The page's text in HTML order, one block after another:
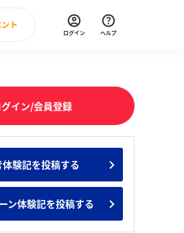
みんなのインターン人気企業ランキ
ト
直近のイベント一覧
ログイン ヘルプ
イン/会員登録
体験記を投稿する
ン体験記を投稿する